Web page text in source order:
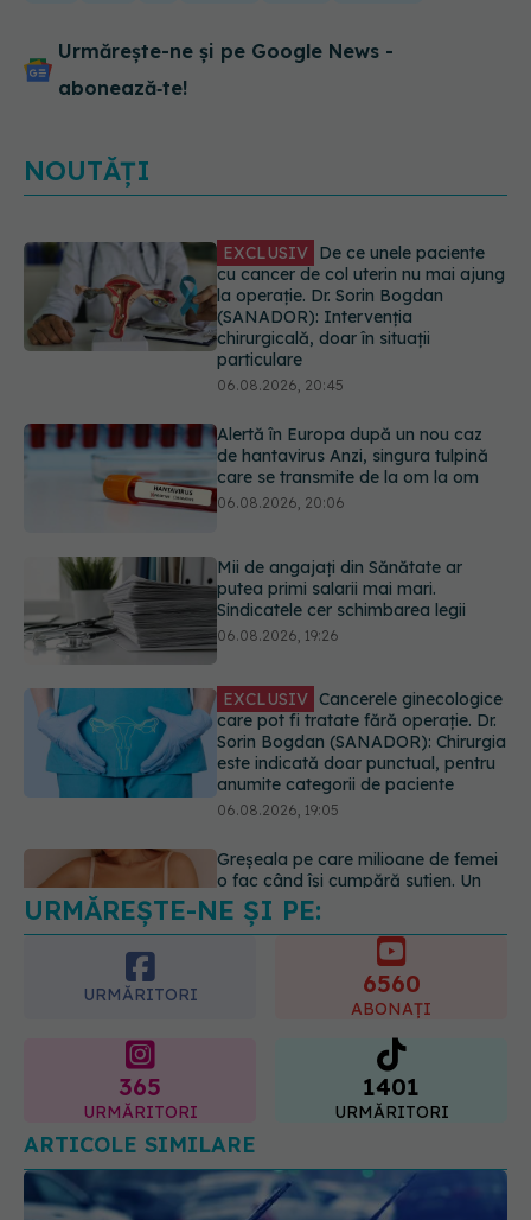
Urmărește-ne și pe Google News -
abonează‑te!
NOUTĂȚI
Alertă în Europa după un nou caz
de hantavirus Anzi, singura tulpină
care se transmite de la om la om
06.08.2026, 20:06
Mii de angajați din Sănătate ar
Sindicatele cer schimbarea legii
06.08.2026, 19:26
Sorin Bogdan (SANADOR): Chirurgia
este indicată doar punctual, pentru
anumite categorii de paciente
06.08.2026, 19:05
o fac când își cumpără sutien. Un
medic explică metoda corectă
06.08.2026, 18:08
EXCLUSIV De ce unele paciente
la operație. Dr. Sorin Bogdan
(SANADOR): Intervenția
chirurgicală, doar în situații
particulare
URMĂREȘTE-NE ȘI PE:
URMĂRITORI 6560
365
URMĂRITORI
1401
URMĂRITORI
ARTICOLE SIMILARE